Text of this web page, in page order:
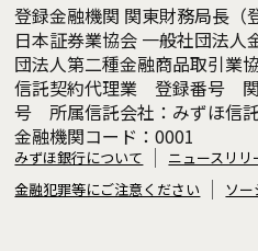
登録金融機関 関東財務局長
日本証券業協会 一般社団法
団法人第二種金融商品取引業
信託契約代理業 登録番号 関
号 所属信託会社：みずほ信
金融機関コード：0001
みずほ銀行について ニュースリリ
金融犯罪等にご注意ください
ソー